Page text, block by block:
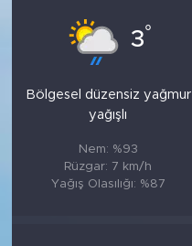
3°
Bölgesel düzensiz yağmur
yağışlı
Nem: %93
Rüzgar: 7 km/h
Yağış Olasılığı: %87